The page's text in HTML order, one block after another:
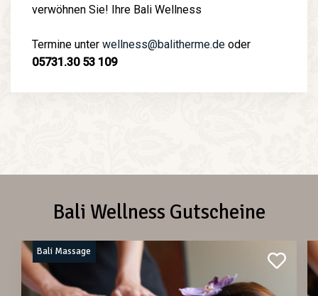
verwöhnen Sie! Ihre Bali Wellness
Termine unter wellness@balitherme.de oder
05731.30 53 109
Bali Wellness Gutscheine
Bali Massage